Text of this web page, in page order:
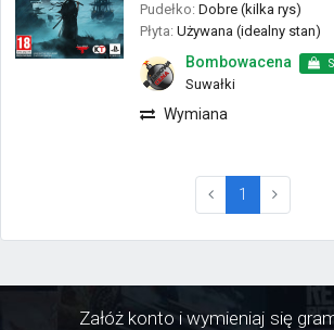
Pudełko: Dobre (kilka rys)
Płyta: Używana (idealny stan)
Bombowacena
Suwałki
Wymiana
1 (current)
Załóż konto i wymieniaj się